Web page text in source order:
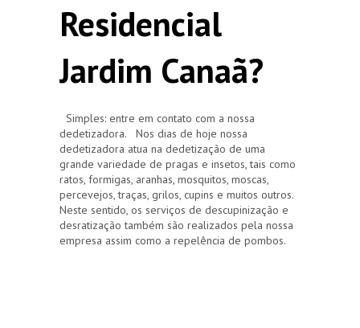
Residencial
Jardim Canaã?
Simples: entre em contato com a nossa
dedetizadora. Nos dias de hoje nossa
dedetizadora atua na dedetização de uma
grande variedade de pragas e insetos, tais como
ratos, formigas, aranhas, mosquitos, moscas,
percevejos, traças, grilos, cupins e muitos outros.
Neste sentido, os serviços de descupinização e
desratização também são realizados pela nossa
empresa assim como a repelência de pombos.